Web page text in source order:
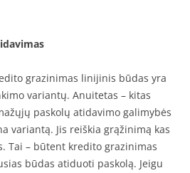
grazinimas linijinis būdas yra
variantų. Anuitetas – kitas
paskolų atidavimo galimybės
variantą. Jis reiškia grąžinimą kas
Tai – būtent kredito grazinimas
būdas atiduoti paskolą. Jeigu